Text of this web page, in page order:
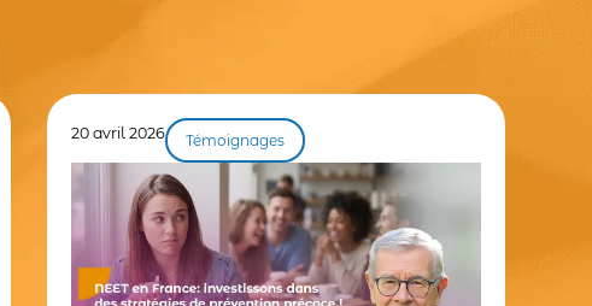
20 avril 2026 Témoignages